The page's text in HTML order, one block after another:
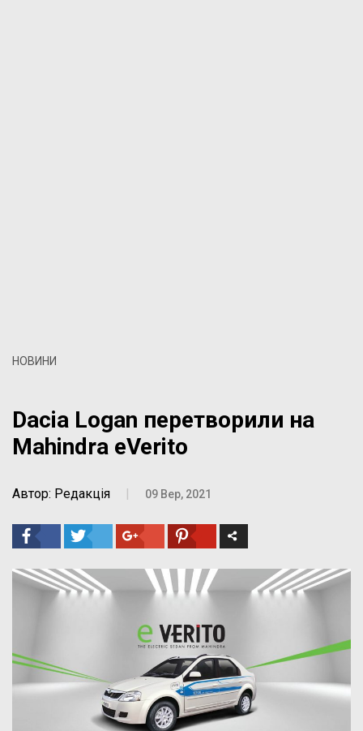
НОВИНИ
Dacia Logan перетворили на
Mahindra eVerito
Автор: Редакція 09 Вер, 2021